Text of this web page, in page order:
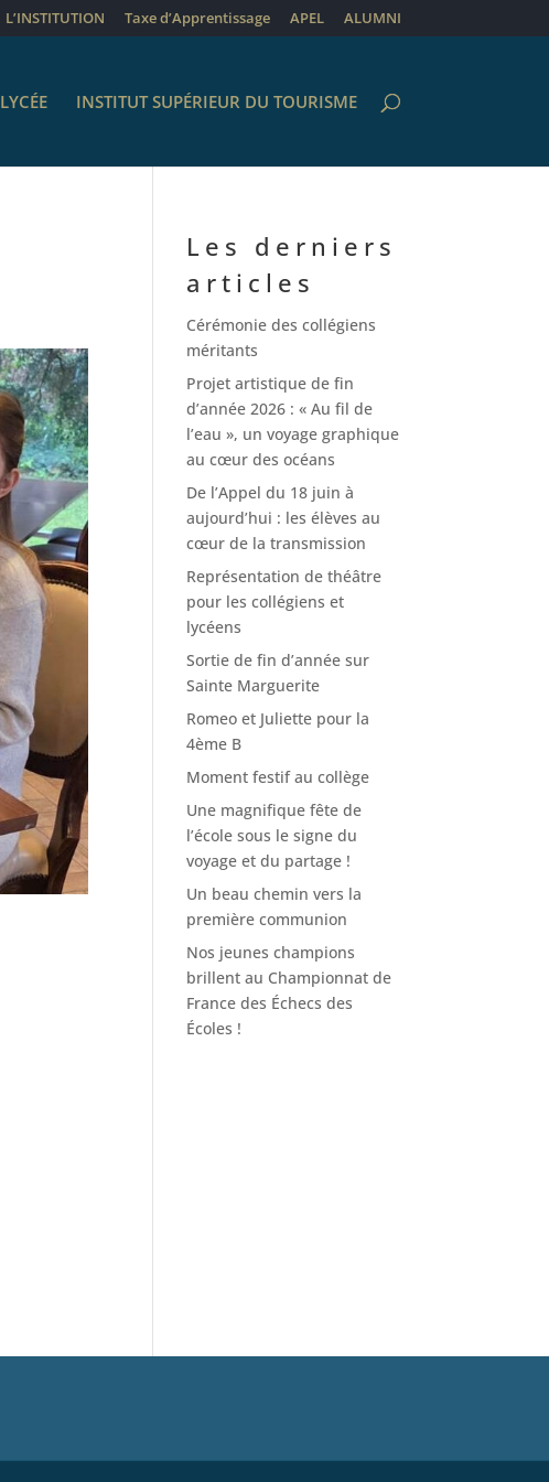
L’INSTITUTION Taxe d’Apprentissage APEL ALUMNI
LYCÉE INSTITUT SUPÉRIEUR DU TOURISME
Les derniers
articles
Cérémonie des collégiens
méritants
Projet artistique de fin
d’année 2026 : « Au fil de
l’eau », un voyage graphique
au cœur des océans
De l’Appel du 18 juin à
aujourd’hui : les élèves au
cœur de la transmission
Représentation de théâtre
pour les collégiens et
lycéens
Sortie de fin d’année sur
Sainte Marguerite
Romeo et Juliette pour la
4ème B
Moment festif au collège
Une magnifique fête de
l’école sous le signe du
voyage et du partage !
Un beau chemin vers la
première communion
Nos jeunes champions
brillent au Championnat de
France des Échecs des
Écoles !